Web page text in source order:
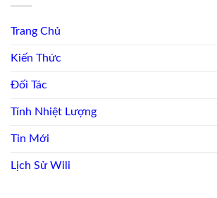
Trang Chủ
Kiến Thức
Đối Tác
Tính Nhiệt Lượng
Tin Mới
Lịch Sử Wili